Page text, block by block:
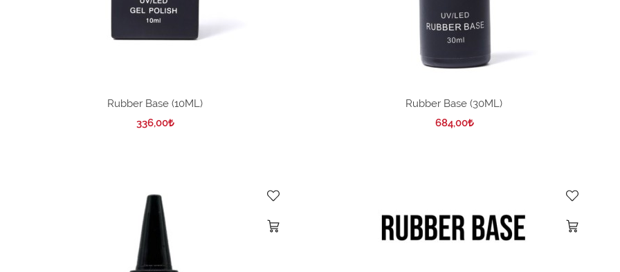
Rubber Base (10ML)
336,00
Rubber Base (30ML)
684,00